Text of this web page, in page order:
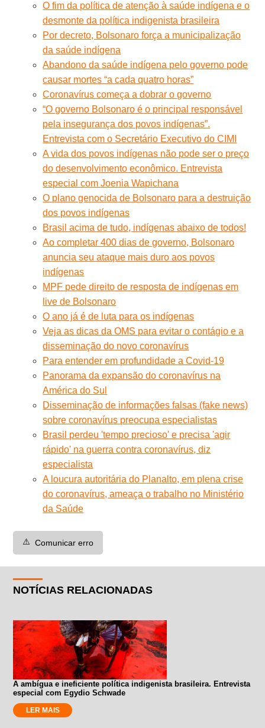
O fim da política de atenção à saúde indígena e o
desmonte da política indigenista brasileira
Por decreto, Bolsonaro força a municipalização
da saúde indígena
Abandono da saúde indígena pelo governo pode
causar mortes “a cada quatro horas”
Coronavírus começa a dobrar o governo
“O governo Bolsonaro é o principal responsável
pela insegurança dos povos indígenas”.
Entrevista com o Secretário Executivo do CIMI
A vida dos povos indígenas não pode ser o preço
do desenvolvimento econômico. Entrevista
especial com Joenia Wapichana
O plano genocida de Bolsonaro para a destruição
dos povos indígenas
Brasil acima de tudo, indígenas abaixo de todos!
Ao completar 400 dias de governo, Bolsonaro
anuncia seu ataque mais duro aos povos
indígenas
MPF pede direito de resposta de indígenas em
live de Bolsonaro
O ano já é de luta para os indígenas
Veja as dicas da OMS para evitar o contágio e a
disseminação do novo coronavírus
Para entender em profundidade a Covid-19
Panorama da expansão do coronavírus na
América do Sul
Disseminação de informações falsas (fake news)
sobre coronavírus preocupa especialistas
Brasil perdeu 'tempo precioso' e precisa 'agir
rápido' na guerra contra coronavírus, diz
especialista
A loucura autoritária do Planalto, em plena crise
do coronavírus, ameaça o trabalho no Ministério
da Saúde
⚠️ Comunicar erro
NOTÍCIAS RELACIONADAS
A ambígua e ineficiente política indigenista brasileira. Entrevista
especial com Egydio Schwade
LER MAIS